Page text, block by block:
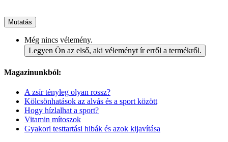
Mutatás
Még nincs vélemény.
Legyen Ön az első, aki véleményt ír erről a termékről.
Magazinunkból:
A zsír tényleg olyan rossz?
Kölcsönhatások az alvás és a sport között
Hogy hízlalhat a sport?
Vitamin mítoszok
Gyakori testtartási hibák és azok kijavítása